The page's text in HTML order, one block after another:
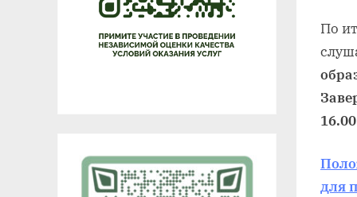
По
16.00
для